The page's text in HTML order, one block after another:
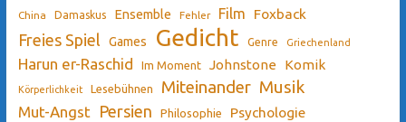
China Damaskus Ensemble Fehler Film Foxback
Freies Spiel Games Gedicht Genre Griechenland
Harun er-Raschid Im Moment Johnstone Komik
Körperlichkeit Lesebühnen Miteinander Musik
Mut-Angst Persien Philosophie Psychologie